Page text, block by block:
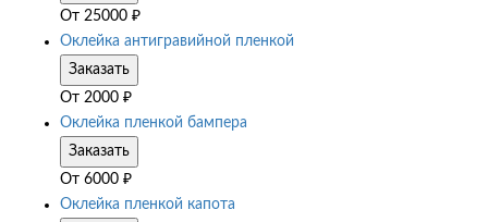
От 25000 ₽
Оклейка антигравийной пленкой
Заказать
От 2000 ₽
Оклейка пленкой бампера
Заказать
От 6000 ₽
Оклейка пленкой капота